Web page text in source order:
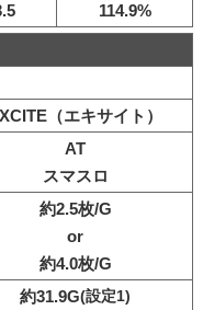
114.9%
（エキサイト）
AT
スマスロ
約2.5枚/G
or
約4.0枚/G
約31.9G(設定1)